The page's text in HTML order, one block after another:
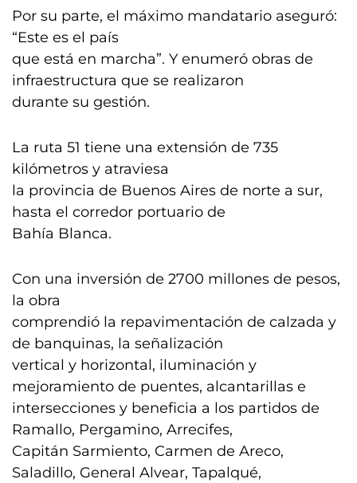
Por su parte, el máximo mandatario aseguró:
“Este es el país
que está en marcha”. Y enumeró obras de
infraestructura que se realizaron
durante su gestión.
La ruta 51 tiene una extensión de 735
kilómetros y atraviesa
la provincia de Buenos Aires de norte a sur,
hasta el corredor portuario de
Bahía Blanca.
Con una inversión de 2700 millones de pesos,
la obra
comprendió la repavimentación de calzada y
de banquinas, la señalización
vertical y horizontal, iluminación y
mejoramiento de puentes, alcantarillas e
intersecciones y beneficia a los partidos de
Ramallo, Pergamino, Arrecifes,
Capitán Sarmiento, Carmen de Areco,
Saladillo, General Alvear, Tapalqué,